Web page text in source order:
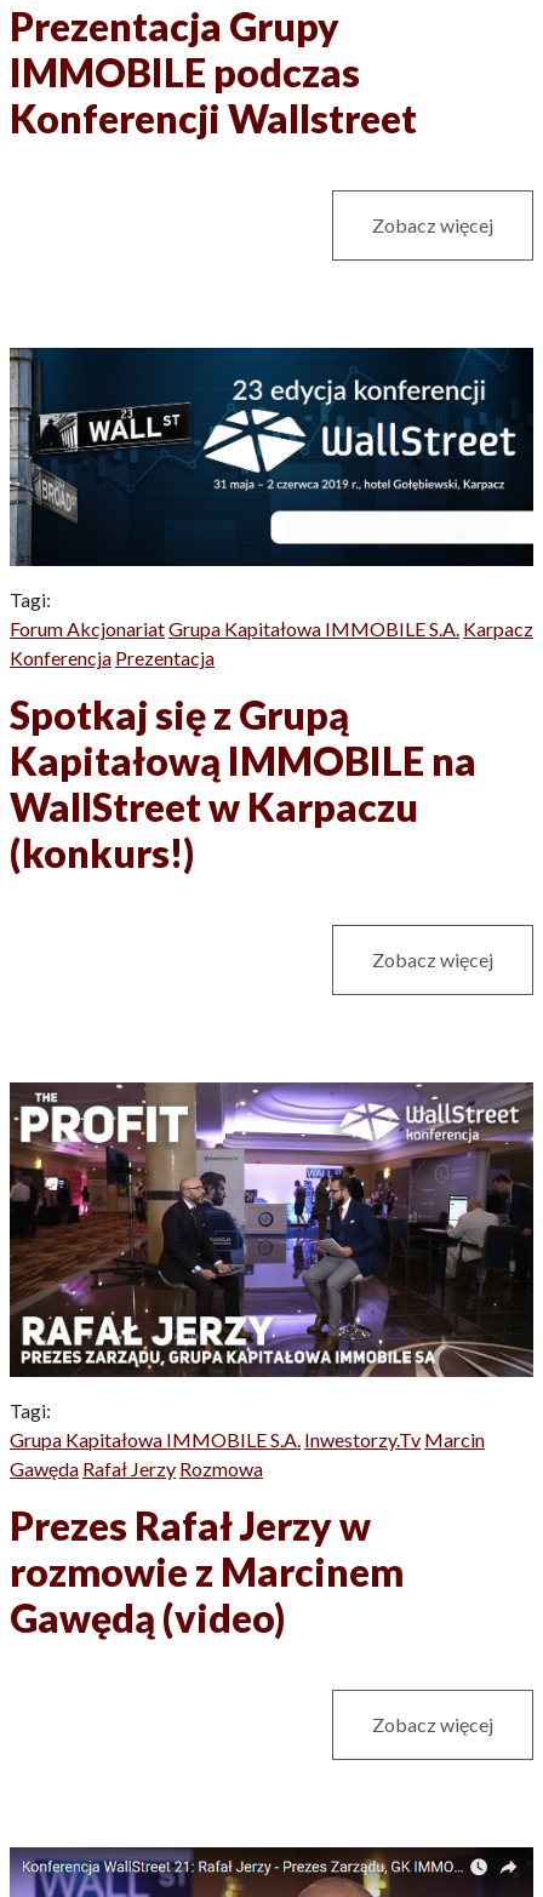
Prezentacja Grupy
IMMOBILE podczas
Konferencji Wallstreet
Zobacz więcej
Tagi:
Forum AkcjonariatGrupa Kapitałowa IMMOBILE S.A. Karpacz
Konferencja Prezentacja
Spotkaj się z Grupą
Kapitałową IMMOBILE na
WallStreet w Karpaczu
(konkurs!)
Zobacz więcej
Tagi:
Grupa Kapitałowa IMMOBILE S.A. Inwestorzy.tv Marcin
Gawęda Rafał Jerzy Rozmowa
Prezes Rafał Jerzy w
rozmowie z Marcinem
Gawędą (video)
Zobacz więcej